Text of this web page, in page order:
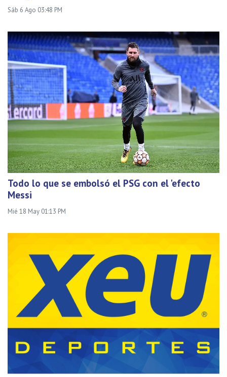
Sáb 6 Ago 03:48 PM
Todo lo que se embolsó el PSG con el 'efecto
Messi
Mié 18 May 01:13 PM